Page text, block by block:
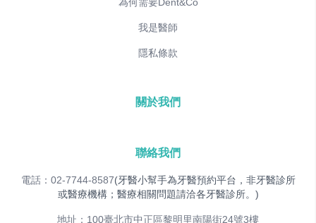
為何需要Dent&Co
我是醫師
隱私條款
關於我們
聯絡我們
電話：02-7744-8587(牙醫小幫手為牙醫預約平台，非牙醫診所
或醫療機構；醫療相關問題請洽各牙醫診所。)
地址：100臺北市中正區黎明里南陽街24號3樓